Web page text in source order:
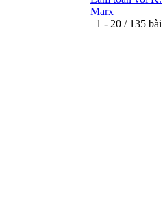
Marx
1 - 20 / 135 bài